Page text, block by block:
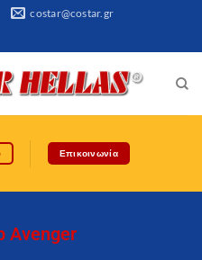
costar@costar.gr
Επικοινωνία
Avenger